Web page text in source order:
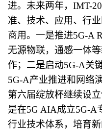
进。未来两年，IMT-
准、技术、应用、行
商用。一是推进5G-A
无源物联，通感一体
作；二是启动5G-A关
5G-A产业推进和网络
第六届绽放杯继续设
是在5G AIA成立5G-A
行业技术体系，培育